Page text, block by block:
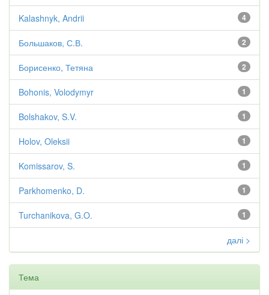
4
Kalashnyk, Andrii
2
Большаков, С.В.
2
Борисенко, Тетяна
1
Bohonis, Volodymyr
1
Bolshakov, S.V.
1
Holov, Oleksii
1
Komissarov, S.
1
Parkhomenko, D.
1
Turchanikova, G.O.
далі >
Тема